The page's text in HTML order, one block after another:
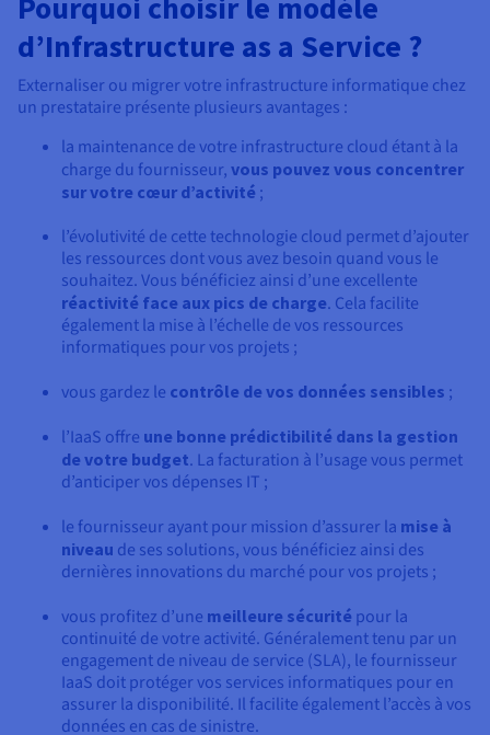
Pourquoi choisir le modèle
d’Infrastructure as a Service ?
Externaliser ou migrer votre infrastructure informatique chez
un prestataire présente plusieurs avantages :
la maintenance de votre infrastructure cloud étant à la
charge du fournisseur, vous pouvez vous concentrer
sur votre cœur d’activité ;
l’évolutivité de cette technologie cloud permet d’ajouter
les ressources dont vous avez besoin quand vous le
souhaitez. Vous bénéficiez ainsi d’une excellente
réactivité face aux pics de charge. Cela facilite
également la mise à l’échelle de vos ressources
informatiques pour vos projets ;
vous gardez le contrôle de vos données sensibles ;
l’IaaS offre une bonne prédictibilité dans la gestion
de votre budget. La facturation à l’usage vous permet
d’anticiper vos dépenses IT ;
le fournisseur ayant pour mission d’assurer la mise à
niveau de ses solutions, vous bénéficiez ainsi des
dernières innovations du marché pour vos projets ;
vous profitez d’une meilleure sécurité pour la
continuité de votre activité. Généralement tenu par un
engagement de niveau de service (SLA), le fournisseur
IaaS doit protéger vos services informatiques pour en
assurer la disponibilité. Il facilite également l’accès à vos
données en cas de sinistre.